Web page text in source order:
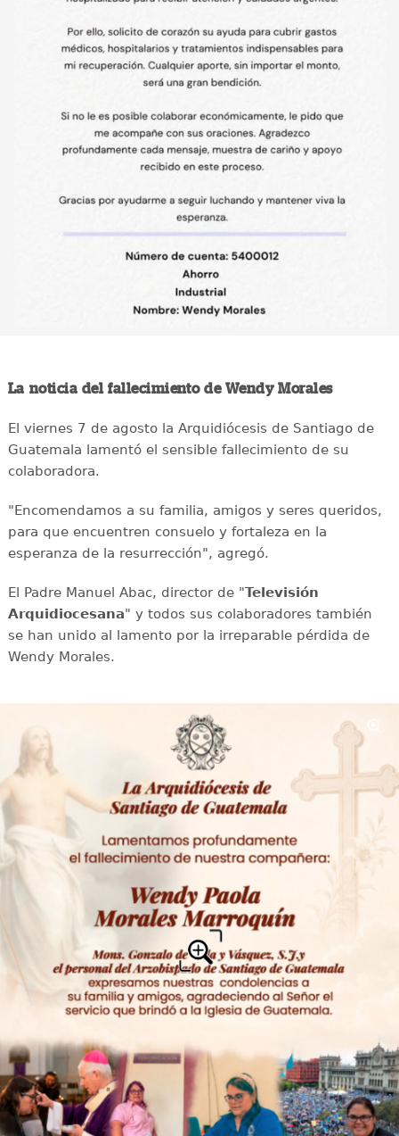
La noticia del fallecimiento de Wendy Morales
El viernes 7 de agosto la Arquidiócesis de Santiago de
Guatemala lamentó el sensible fallecimiento de su
colaboradora.
"Encomendamos a su familia, amigos y seres queridos,
para que encuentren consuelo y fortaleza en la
esperanza de la resurrección", agregó.
El Padre Manuel Abac, director de "Televisión
Arquidiocesana" y todos sus colaboradores también
se han unido al lamento por la irreparable pérdida de
Wendy Morales.